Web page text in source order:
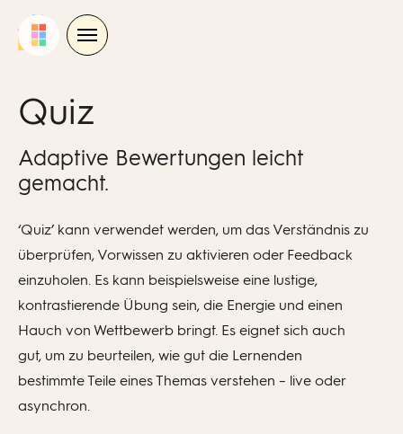
Quiz
Adaptive Bewertungen leicht
gemacht.
‘Quiz’ kann verwendet werden, um das Verständnis zu
überprüfen, Vorwissen zu aktivieren oder Feedback
einzuholen. Es kann beispielsweise eine lustige,
kontrastierende Übung sein, die Energie und einen
Hauch von Wettbewerb bringt. Es eignet sich auch
gut, um zu beurteilen, wie gut die Lernenden
bestimmte Teile eines Themas verstehen – live oder
asynchron.